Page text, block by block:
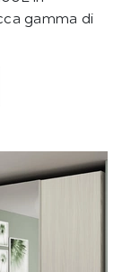
gamma di